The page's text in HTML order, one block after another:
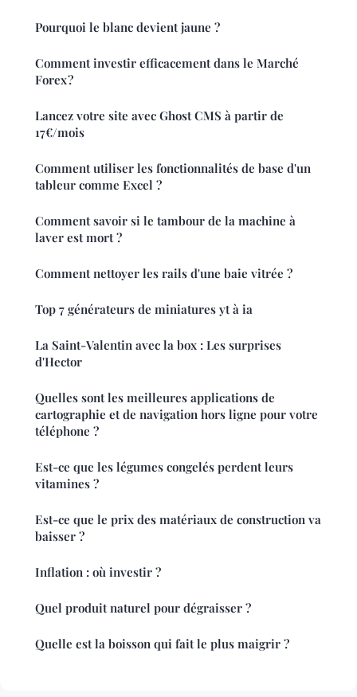
Pourquoi le blanc devient jaune ?
Comment investir efficacement dans le Marché
Forex ?
Lancez votre site avec Ghost CMS à partir de
17€/mois
Comment utiliser les fonctionnalités de base d'un
tableur comme Excel ?
Comment savoir si le tambour de la machine à
laver est mort ?
Comment nettoyer les rails d'une baie vitrée ?
Top 7 générateurs de miniatures yt à ia
La Saint-Valentin avec la box : Les surprises
d'Hector
Quelles sont les meilleures applications de
cartographie et de navigation hors ligne pour votre
téléphone ?
Est-ce que les légumes congelés perdent leurs
vitamines ?
Est-ce que le prix des matériaux de construction va
baisser ?
Inflation : où investir ?
Quel produit naturel pour dégraisser ?
Quelle est la boisson qui fait le plus maigrir ?